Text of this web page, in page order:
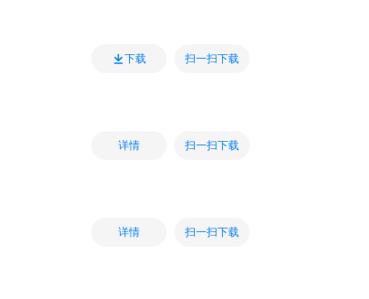
下载 扫一扫下载
详情 扫一扫下载
详情 扫一扫下载